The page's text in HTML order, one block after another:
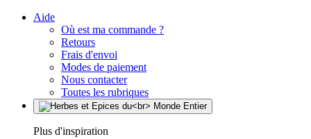
Aide
Où est ma commande ?
Retours
Frais d'envoi
Modes de paiement
Nous contacter
Toutes les rubriques
Plus d'inspiration